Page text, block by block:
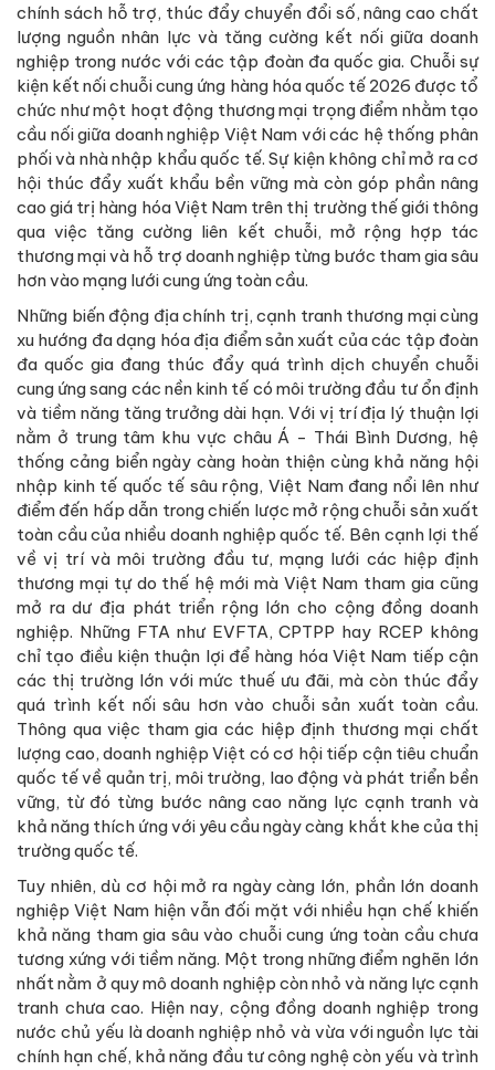
chính sách hỗ trợ, thúc đẩy chuyển đổi số, nâng cao chất
lượng nguồn nhân lực và tăng cường kết nối giữa doanh
nghiệp trong nước với các tập đoàn đa quốc gia. Chuỗi sự
kiện kết nối chuỗi cung ứng hàng hóa quốc tế 2026 được tổ
chức như một hoạt động thương mại trọng điểm nhằm tạo
cầu nối giữa doanh nghiệp Việt Nam với các hệ thống phân
phối và nhà nhập khẩu quốc tế. Sự kiện không chỉ mở ra cơ
hội thúc đẩy xuất khẩu bền vững mà còn góp phần nâng
cao giá trị hàng hóa Việt Nam trên thị trường thế giới thông
qua việc tăng cường liên kết chuỗi, mở rộng hợp tác
thương mại và hỗ trợ doanh nghiệp từng bước tham gia sâu
hơn vào mạng lưới cung ứng toàn cầu.
Những biến động địa chính trị, cạnh tranh thương mại cùng
xu hướng đa dạng hóa địa điểm sản xuất của các tập đoàn
đa quốc gia đang thúc đẩy quá trình dịch chuyển chuỗi
cung ứng sang các nền kinh tế có môi trường đầu tư ổn định
và tiềm năng tăng trưởng dài hạn. Với vị trí địa lý thuận lợi
nằm ở trung tâm khu vực châu Á - Thái Bình Dương, hệ
thống cảng biển ngày càng hoàn thiện cùng khả năng hội
nhập kinh tế quốc tế sâu rộng, Việt Nam đang nổi lên như
điểm đến hấp dẫn trong chiến lược mở rộng chuỗi sản xuất
toàn cầu của nhiều doanh nghiệp quốc tế. Bên cạnh lợi thế
về vị trí và môi trường đầu tư, mạng lưới các hiệp định
thương mại tự do thế hệ mới mà Việt Nam tham gia cũng
mở ra dư địa phát triển rộng lớn cho cộng đồng doanh
nghiệp. Những FTA như EVFTA, CPTPP hay RCEP không
chỉ tạo điều kiện thuận lợi để hàng hóa Việt Nam tiếp cận
các thị trường lớn với mức thuế ưu đãi, mà còn thúc đẩy
quá trình kết nối sâu hơn vào chuỗi sản xuất toàn cầu.
Thông qua việc tham gia các hiệp định thương mại chất
lượng cao, doanh nghiệp Việt có cơ hội tiếp cận tiêu chuẩn
quốc tế về quản trị, môi trường, lao động và phát triển bền
vững, từ đó từng bước nâng cao năng lực cạnh tranh và
khả năng thích ứng với yêu cầu ngày càng khắt khe của thị
trường quốc tế.
Tuy nhiên, dù cơ hội mở ra ngày càng lớn, phần lớn doanh
nghiệp Việt Nam hiện vẫn đối mặt với nhiều hạn chế khiến
khả năng tham gia sâu vào chuỗi cung ứng toàn cầu chưa
tương xứng với tiềm năng. Một trong những điểm nghẽn lớn
nhất nằm ở quy mô doanh nghiệp còn nhỏ và năng lực cạnh
tranh chưa cao. Hiện nay, cộng đồng doanh nghiệp trong
nước chủ yếu là doanh nghiệp nhỏ và vừa với nguồn lực tài
chính hạn chế, khả năng đầu tư công nghệ còn yếu và trình